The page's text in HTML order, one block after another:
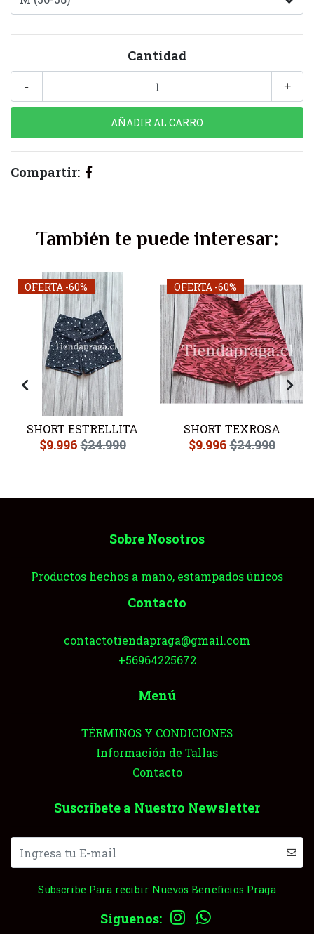
Cantidad
+
-
Compartir:
También te puede interesar:
OFERTA -60%
SHORT ESTRELLITA
$9.996$24.990
OFERTA -60%
SHORT TEXROSA
$9.996$24.990
Sobre Nosotros
Productos hechos a mano, estampados únicos
Contacto
contactotiendapraga@gmail.com
+56964225672
Menú
TÉRMINOS Y CONDICIONES
Información de Tallas
Contacto
Suscríbete a Nuestro Newsletter
Subscribe Para recibir Nuevos Beneficios Praga
Síguenos: